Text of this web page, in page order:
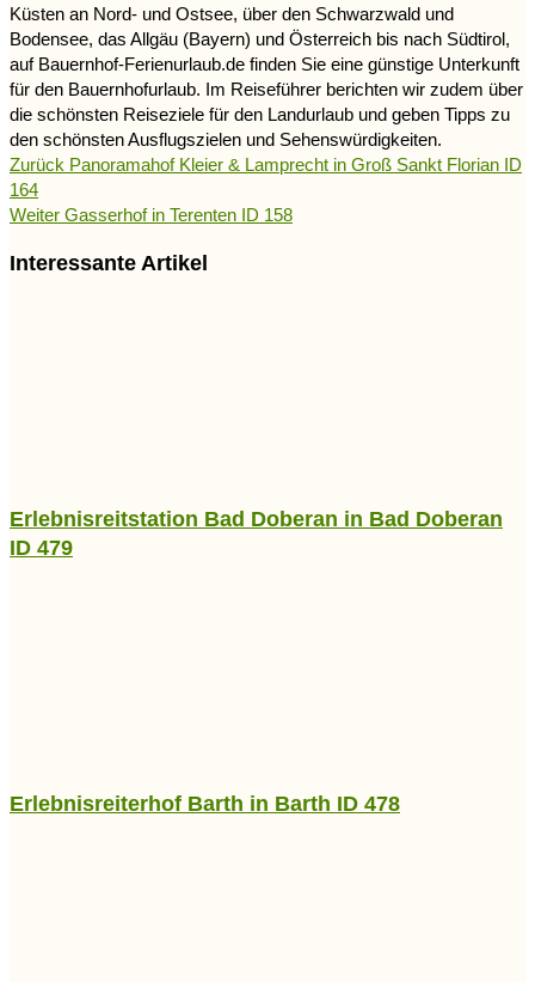
Küsten an Nord- und Ostsee, über den Schwarzwald und
Bodensee, das Allgäu (Bayern) und Österreich bis nach Südtirol,
auf Bauernhof-Ferienurlaub.de finden Sie eine günstige Unterkunft
für den Bauernhofurlaub. Im Reiseführer berichten wir zudem über
die schönsten Reiseziele für den Landurlaub und geben Tipps zu
den schönsten Ausflugszielen und Sehenswürdigkeiten.
Zurück Panoramahof Kleier & Lamprecht in Groß Sankt Florian ID
164
Weiter Gasserhof in Terenten ID 158
Interessante Artikel
Erlebnisreitstation Bad Doberan in Bad Doberan
ID 479
Erlebnisreiterhof Barth in Barth ID 478